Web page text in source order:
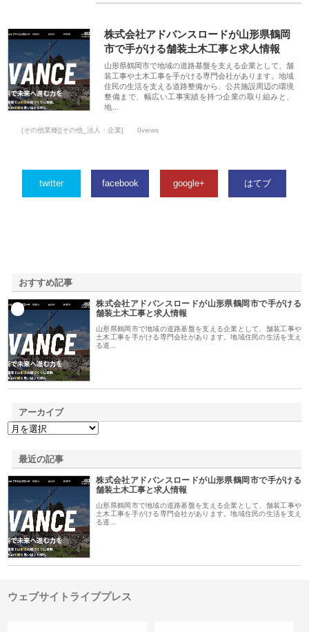
株式会社アドバンスロードが山形県鶴岡
市で手がける舗装土木工事と求人情報
山形県鶴岡市で地域の道路基盤を支える企業として、舗
装工事や土木工事を手がける専門会社があります。地域
住民の生活を支える道路整備から、公共施設周辺の環境
整備まで、幅広い工事実績を持つ企業の取り組みと、
地…
[その他業種][その他_法人・企業] 0views
twitter facebook google+ はてブ
おすすめ記事
株式会社アドバンスロードが山形県鶴岡市で手がける
舗装土木工事と求人情報
山形県鶴岡市で地域の道路基盤を支える企業として、舗装工事や
土木工事を手がける専門会社があります。地域住民の生活を支え
る道…
アーカイブ
最近の記事
株式会社アドバンスロードが山形県鶴岡市で手がける
舗装土木工事と求人情報
山形県鶴岡市で地域の道路基盤を支える企業として、舗装工事や
土木工事を手がける専門会社があります。地域住民の生活を支え
る道…
ウェブサイトライブプレス